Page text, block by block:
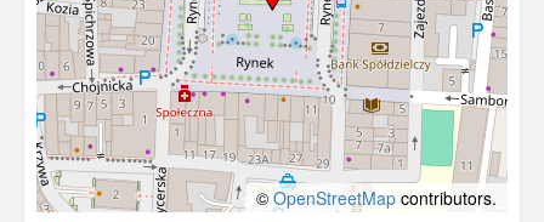
© OpenStreetMap contributors.